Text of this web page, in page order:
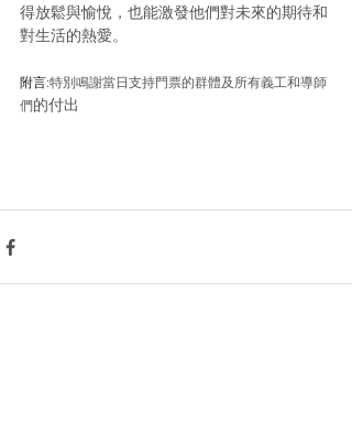
得放鬆與愉悅，也能激發他們對未來的期待和
對生活的熱愛。
附言:特別鳴謝當日支持門票的群體及所有義工和導師
們的付出